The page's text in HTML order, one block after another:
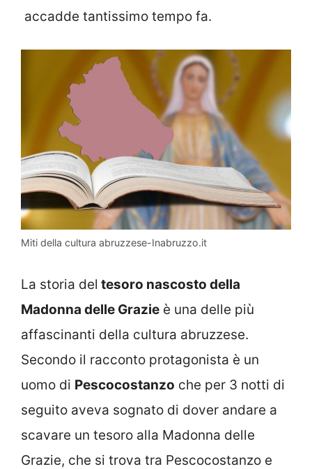
accadde tantissimo tempo fa.
Miti della cultura abruzzese-Inabruzzo.it
La storia del tesoro nascosto della
Madonna delle Grazie è una delle più
affascinanti della cultura abruzzese.
Secondo il racconto protagonista è un
uomo di Pescocostanzo che per 3 notti di
seguito aveva sognato di dover andare a
scavare un tesoro alla Madonna delle
Grazie, che si trova tra Pescocostanzo e